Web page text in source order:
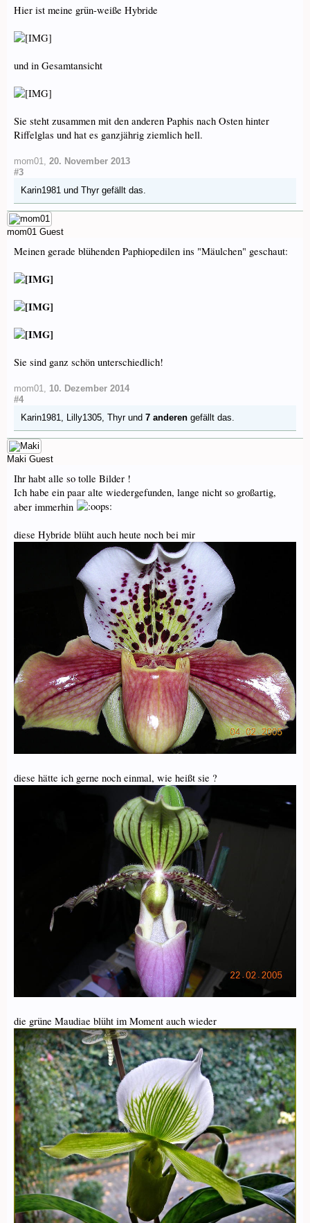
Hier ist meine grün-weiße Hybride
und in Gesamtansicht
Sie steht zusammen mit den anderen Paphis nach Osten hinter
Riffelglas und hat es ganzjährig ziemlich hell.
mom01, 20. November 2013
#3
Karin1981 und Thyrgefällt das.
mom01 Guest
Meinen gerade blühenden Paphiopedilen ins "Mäulchen" geschaut:
Sie sind ganz schön unterschiedlich!
mom01, 10. Dezember 2014
#4
Karin1981, Lilly1305, Thyrund 7 anderen gefällt das.
Maki Guest
Ihr habt alle so tolle Bilder !
Ich habe ein paar alte wiedergefunden, lange nicht so großartig,
aber immerhin
diese Hybride blüht auch heute noch bei mir
diese hätte ich gerne noch einmal, wie heißt sie ?
die grüne Maudiae blüht im Moment auch wieder